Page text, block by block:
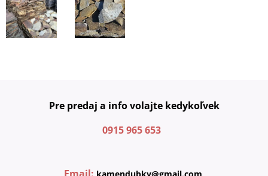
Pre predaj a info volajte kedykoľvek
0915 965 653